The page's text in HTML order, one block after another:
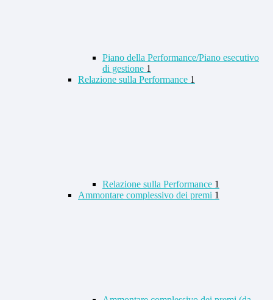
Piano della Performance/Piano esecutivo
di gestione 1
Relazione sulla Performance 1
Relazione sulla Performance 1
Ammontare complessivo dei premi 1